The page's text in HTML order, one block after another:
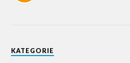
KATEGORIE